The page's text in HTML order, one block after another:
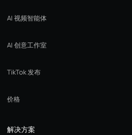
AI 视频智能体
AI 创意工作室
TikTok 发布
价格
解决方案